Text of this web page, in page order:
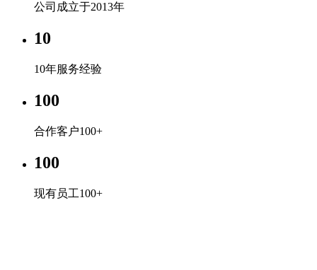
公司成立于2013年
10
10年服务经验
100
合作客户100+
100
现有员工100+